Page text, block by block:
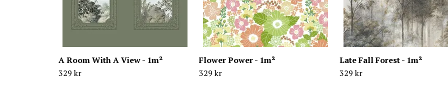
A Room With A View - 1m²
329 kr
Flower Power - 1m²
329 kr
Late Fall Forest - 1m²
329 kr